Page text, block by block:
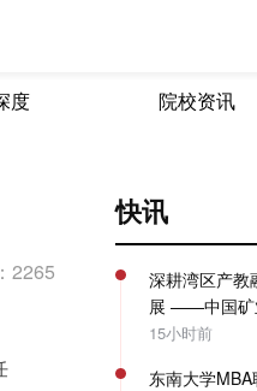
度 院校资讯
2265
快讯
深耕湾区产教
展 ——中国矿
开展专项走访
15小时前
东南大学